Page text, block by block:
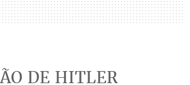
DE HITLER